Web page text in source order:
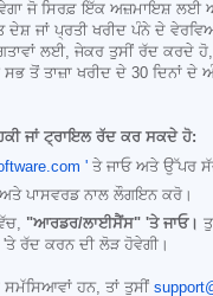
ਜੋ ਸਿਰਫ਼ ਇੱਕ ਅਜ਼ਮਾਇਸ਼ ਲਈ
ਜਾਂ ਪ੍ਰਤੀ ਖਰੀਦ ਪੰਨੇ ਦੇ
ਲਈ, ਜੇਕਰ ਤੁਸੀਂ ਰੱਦ ਕਰਦੇ
ਤੋਂ ਤਾਜ਼ਾ ਖਰੀਦ ਦੇ 30 ਦਿਨਾਂ ਦੇ
ਜਾਂ ਟ੍ਰਾਇਲ ਰੱਦ ਕਰ ਸਕਦੇ ਹੋ:
' ਤੇ ਜਾਓ ਅਤੇ ਉੱਪਰ
ਪਾਸਵਰਡ ਨਾਲ ਲੌਗਇਨ ਕਰੋ।
"ਆਰਡਰ/ਲਾਈਸੈਂਸ" 'ਤੇ ਜਾਓ।
ਰੱਦ ਕਰਨ ਦੀ ਲੋੜ ਹੋਵੇਗੀ।
ਹਨ, ਤਾਂ ਤੁਸੀਂ